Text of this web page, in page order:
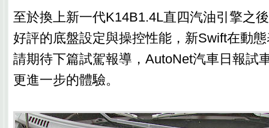
至於換上新一代K14B1.4L直四汽油引擎之
好評的底盤設定與操控性能，新Swift在動
請期待下篇試駕報導，AutoNet汽車日報試
更進一步的體驗。